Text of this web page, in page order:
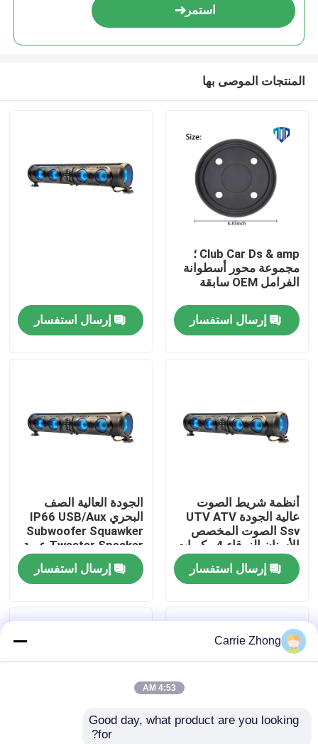
مسكن
معلومات عنا
مراقبة الجودة
اتصل بنا
مرايا جانبية لعربة الجولف
أغطية عجلات عربة الجولف
استمر
المنتجات الموصى بها
Club Car Ds & amp ؛
مجموعة محور أسطوانة
الفرامل OEM سابقة
إرسال استفسار إرسال استفسار
أنظمة شريط الصوت
عالية الجودة UTV ATV
Ssv الصوت المخصص
الأسنان الزرقاء 4 مكبرات
الصوت التحكم عن بعد
IP66 عازل المياه USB إرسال استفسار
الجودة العالية الصف
البحري IP66 USB/Aux
Subwoofer Squawker
Tweeter Speaker عربة
الغولف الكهربائية شريط
الصوت بلوتوث
إرسال استفسار
Carrie Zhong
4:53 AM
Good day, what product are you looking
for?